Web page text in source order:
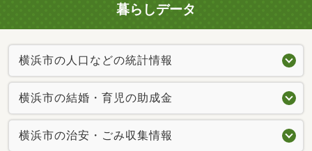
暮らしデータ
横浜市の人口などの統計情報
横浜市の結婚・育児の助成金
横浜市の治安・ごみ収集情報